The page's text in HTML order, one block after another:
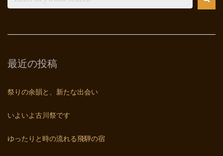
最近の投稿
祭りの余韻と、新たな出会い
いよいよ古川祭です
ゆったりと時の流れる飛騨の宿